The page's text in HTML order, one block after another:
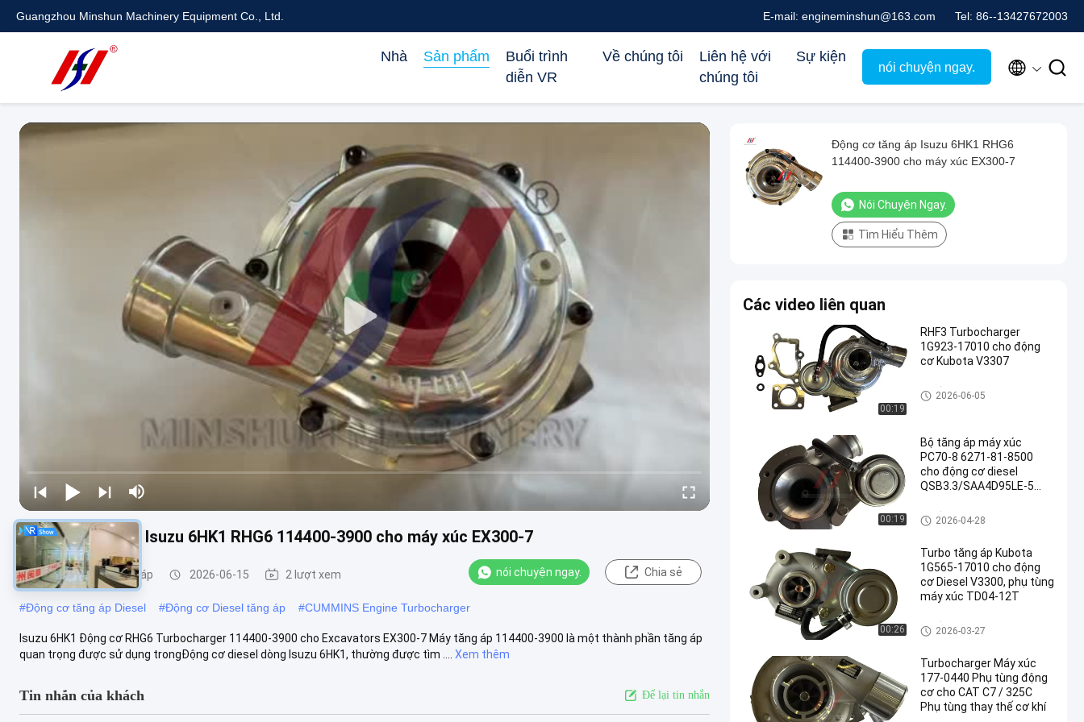
Guangzhou Minshun Machinery Equipment Co., Ltd. E-mail: engineminshun@163.com Tel: 86--13427672003
Nhà Sản phẩm
Buổi trình
diễn VR
Về chúng tôi
Liên hệ với
chúng tôi
Sự kiện
nói chuyện ngay.  
Động cơ tăng áp Isuzu 6HK1 RHG6 114400-3900 cho máy xúc EX300-7
Bộ lắp ráp máy tăng áp 2026-06-15 2 lượt xem nói chuyện ngay. Chia sẻ
#Động cơ tăng áp Diesel #Động cơ Diesel tăng áp #CUMMINS Engine Turbocharger
Isuzu 6HK1 Động cơ RHG6 Turbocharger 114400-3900 cho Excavators EX300-7 Máy tăng áp 114400-3900 là một thành phần tăng áp
quan trọng được sử dụng trongĐộng cơ diesel dòng Isuzu 6HK1, thường được tìm ....
Xem thêm
Tin nhắn của khách Để lại tin nhắn
Động cơ tăng áp Isuzu 6HK1 RHG6
114400-3900 cho máy xúc EX300-7
Nói Chuyện Ngay.
Tìm Hiểu Thêm
Các video liên quan
00:19
RHF3 Turbocharger
1G923-17010 cho động
cơ Kubota V3307
Bộ lắp ráp máy tăng áp
2026-06-05
00:19
Bộ tăng áp máy xúc
PC70-8 6271-81-8500
cho động cơ diesel
QSB3.3/SAA4D95LE-5
5
Bộ lắp ráp máy tăng áp
2026-04-28
00:26
Turbo tăng áp Kubota
1G565-17010 cho động
cơ Diesel V3300, phụ tùng
máy xúc TD04-12T
Bộ lắp ráp máy tăng áp
2026-03-27
Turbocharger Máy xúc
177-0440 Phụ tùng động
cơ cho CAT C7 / 325C
Phụ tùng thay thế cơ khí